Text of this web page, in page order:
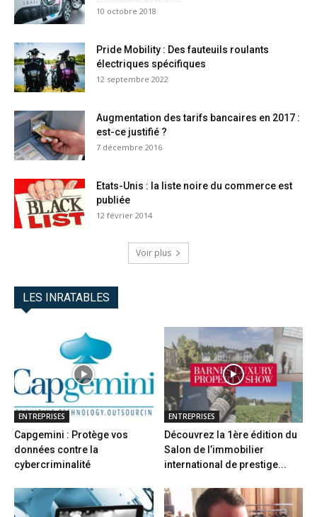
10 octobre 2018
Pride Mobility : Des fauteuils roulants
électriques spécifiques
12 septembre 2022
Augmentation des tarifs bancaires en 2017 :
est-ce justifié ?
7 décembre 2016
Etats-Unis : la liste noire du commerce est
publiée
12 février 2014
Voir plus
LES INRATABLES
ENTREPRISES
Capgemini : Protège vos
données contre la
cybercriminalité
ENTREPRISES
Découvrez la 1ère édition du
Salon de l’immobilier
international de prestige...